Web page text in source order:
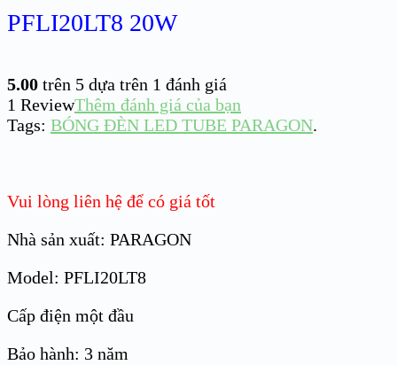
PFLI20LT8 20W
5.00 trên 5 dựa trên 1 đánh giá
1 ReviewThêm đánh giá của bạn
Tags: BÓNG ĐÈN LED TUBE PARAGON.
Vui lòng liên hệ để có giá tốt
Nhà sản xuất: PARAGON
Model: PFLI20LT8
Cấp điện một đầu
Bảo hành: 3 năm